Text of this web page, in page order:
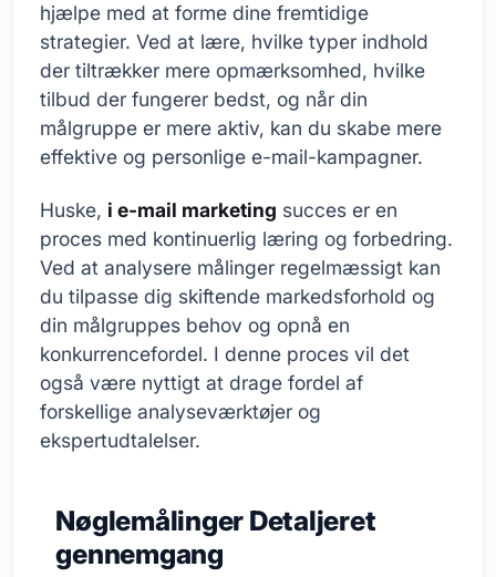
hjælpe med at forme dine fremtidige
strategier. Ved at lære, hvilke typer indhold
der tiltrækker mere opmærksomhed, hvilke
tilbud der fungerer bedst, og når din
målgruppe er mere aktiv, kan du skabe mere
effektive og personlige e-mail-kampagner.
Huske, i e-mail marketing succes er en
proces med kontinuerlig læring og forbedring.
Ved at analysere målinger regelmæssigt kan
du tilpasse dig skiftende markedsforhold og
din målgruppes behov og opnå en
konkurrencefordel. I denne proces vil det
også være nyttigt at drage fordel af
forskellige analyseværktøjer og
ekspertudtalelser.
Nøglemålinger Detaljeret
gennemgang